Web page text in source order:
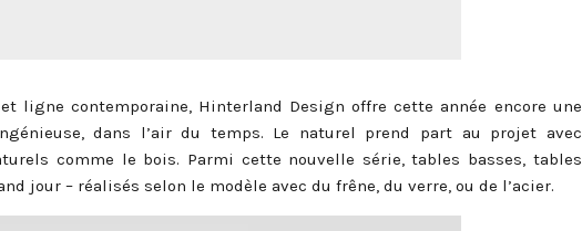
ligne contemporaine, Hinterland Design offre cette année encore une
dans l’air du temps. Le naturel prend part au projet avec
comme le bois. Parmi cette nouvelle série, tables basses, tables
jour – réalisés selon le modèle avec du frêne, du verre, ou de l’acier.